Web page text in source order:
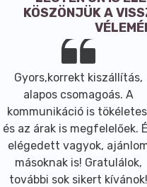
KÖSZÖNJÜK A
Gyors,korrekt kiszállítás,
alapos csomagoás. A
kommunikáció is
és az árak is megfelelőek.
elégedett vagyok,
másoknak is! Gratulálok,
további sok sikert kívánok!